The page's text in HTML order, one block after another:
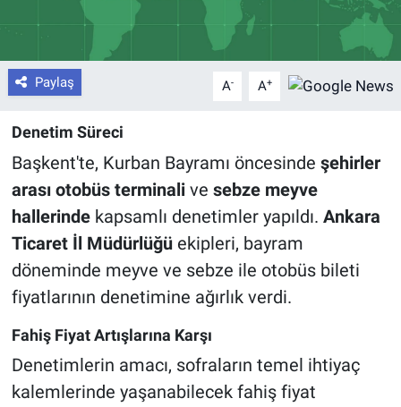
Paylaş A- A+
Denetim Süreci
Başkent'te, Kurban Bayramı öncesinde şehirler
arası otobüs terminalive sebze meyve
hallerindekapsamlı denetimler yapıldı. Ankara
Ticaret İl Müdürlüğüekipleri, bayram
döneminde meyve ve sebze ile otobüs bileti
fiyatlarının denetimine ağırlık verdi.
Fahiş Fiyat Artışlarına Karşı
Denetimlerin amacı, sofraların temel ihtiyaç
kalemlerinde yaşanabilecek fahiş fiyat